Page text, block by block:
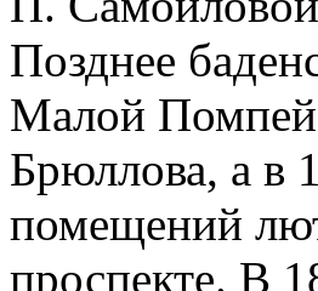
Позднее
Малой
Брюллова, а в
помещений
проспекте. В